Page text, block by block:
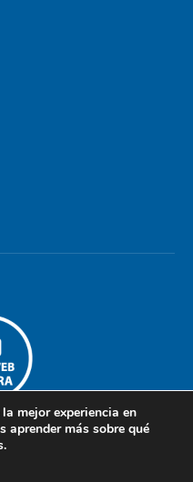
mejor experiencia en
aprender más sobre qué